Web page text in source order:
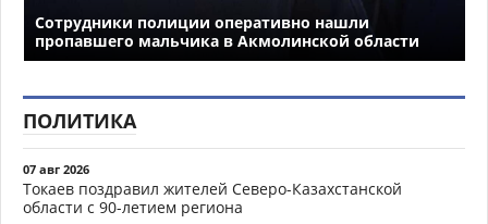
Сотрудники полиции оперативно нашли
пропавшего мальчика в Акмолинской области
ПОЛИТИКА
07 авг 2026
Токаев поздравил жителей Северо-Казахстанской
области с 90-летием региона